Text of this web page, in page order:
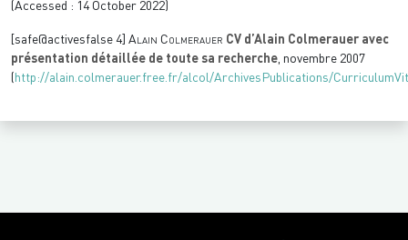
(Accessed : 14 October 2022)
[safe@activesfalse 4] Alain Colmerauer CV d’Alain Colmerauer avec
présentation détaillée de toute sa recherche, novembre 2007
( http://alain.colmerauer.free.fr/alcol/ArchivesPublications/